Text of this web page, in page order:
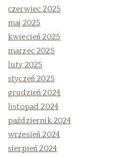
czerwiec 2025
maj 2025
kwiecień 2025
marzec 2025
luty 2025
styczeń 2025
grudzień 2024
listopad 2024
październik 2024
wrzesień 2024
sierpień 2024